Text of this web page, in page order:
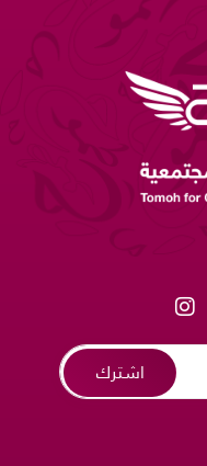
اشترك